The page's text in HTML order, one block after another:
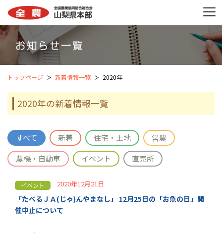
トップページ 新着情報一覧 2020年
2020年の新着情報一覧
すべて 新着 住宅・土地
営農
農機・自動車
イベント 直売所
イベント 2020年12月21日
「たべるＪＡ(じゃ)んやまなし」 12月25日の「お魚の日」開
催中止について